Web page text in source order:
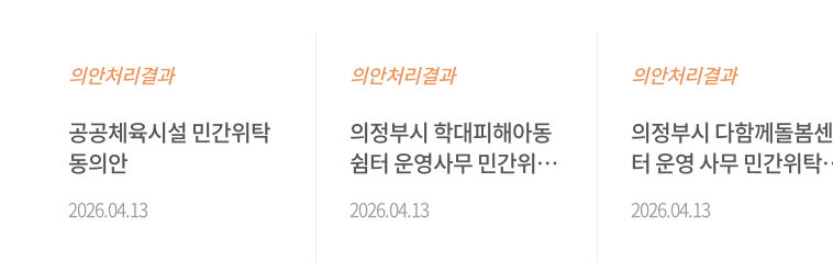
의안처리결과
공공체육시설 민간위탁
동의안
2026.04.13
의안처리결과
의정부시 학대피해아동
쉼터 운영사무 민간위탁
2026.04.13
의안처리결과
의정부시 다함께돌봄센
터 운영 사무 민간위탁
2026.04.13